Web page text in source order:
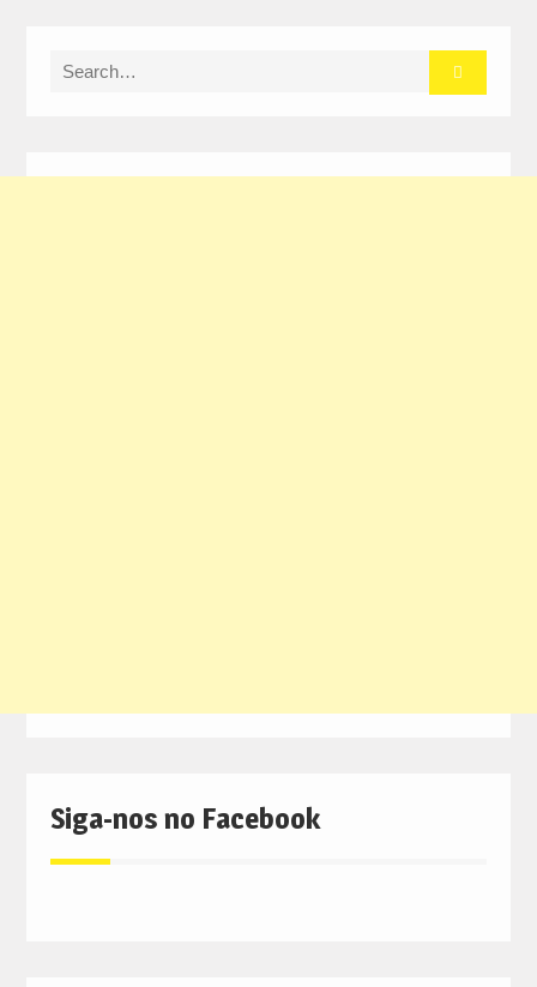
Search
Siga-nos no Facebook